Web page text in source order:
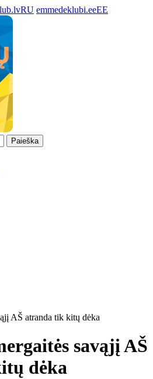
RU emmedeklubi.eeEE
Paieška
savąjį AŠ
dėka